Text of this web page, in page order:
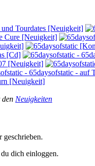
den Neuigkeiten
dich einloggen.